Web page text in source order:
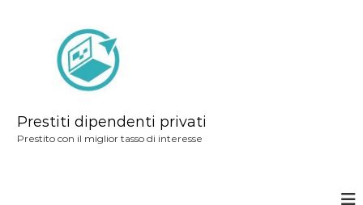
Prestiti dipendenti privati
Prestito con il miglior tasso di interesse